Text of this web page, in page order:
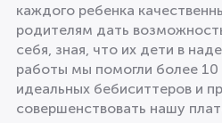
каждого ребенка
родителям дать
себя, зная, что их дети в
работы мы помогли более
идеальных бебиситтеров и
совершенствовать нашу